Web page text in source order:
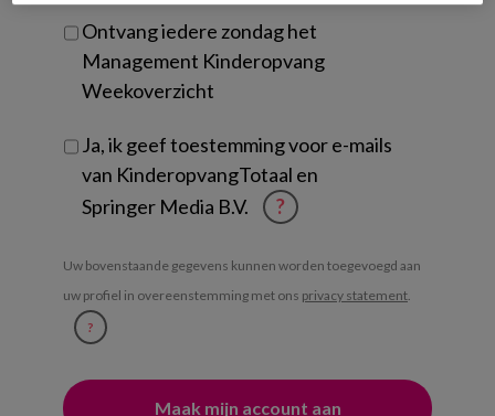
Ontvang iedere zondag het
Management Kinderopvang
Weekoverzicht
Ja, ik geef toestemming voor e-mails
van KinderopvangTotaal en
Springer Media B.V.
?
Uw bovenstaande gegevens kunnen worden toegevoegd aan
uw profiel in overeenstemming met ons privacy statement.
?